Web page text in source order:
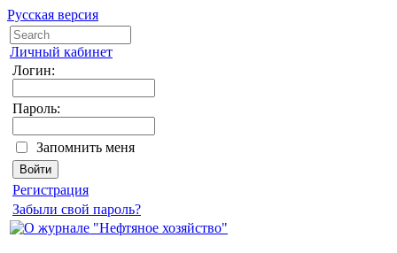
Русская версия
Личный кабинет
Логин:
Пароль:
Запомнить меня
Регистрация
Забыли свой пароль?